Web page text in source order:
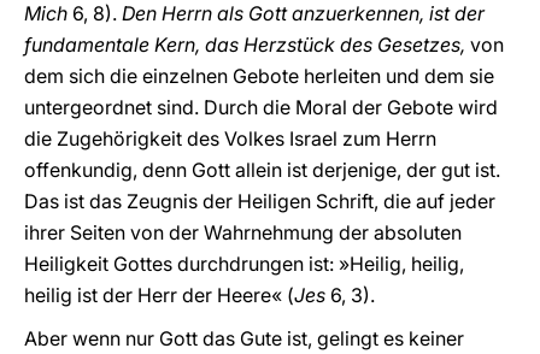
Mich 6, 8). Den Herrn als Gott anzuerkennen, ist der
fundamentale Kern, das Herzstück des Gesetzes, von
dem sich die einzelnen Gebote herleiten und dem sie
untergeordnet sind. Durch die Moral der Gebote wird
die Zugehörigkeit des Volkes Israel zum Herrn
offenkundig, denn Gott allein ist derjenige, der gut ist.
Das ist das Zeugnis der Heiligen Schrift, die auf jeder
ihrer Seiten von der Wahrnehmung der absoluten
Heiligkeit Gottes durchdrungen ist: »Heilig, heilig,
heilig ist der Herr der Heere« (Jes 6, 3).
Aber wenn nur Gott das Gute ist, gelingt es keiner